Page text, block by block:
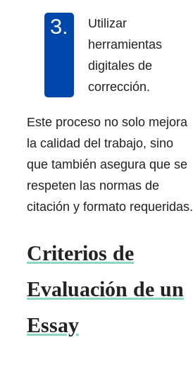
Utilizar
herramientas
digitales de
corrección.
Este proceso no solo mejora
la calidad del trabajo, sino
que también asegura que se
respeten las normas de
citación y formato requeridas.
Criterios de
Evaluación de un
Essay